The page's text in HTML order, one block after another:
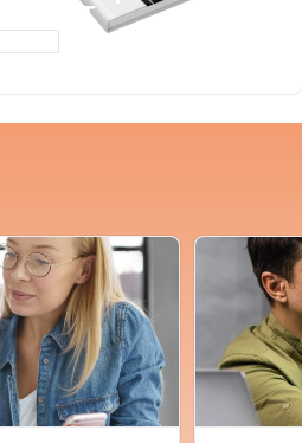
ChatGPT